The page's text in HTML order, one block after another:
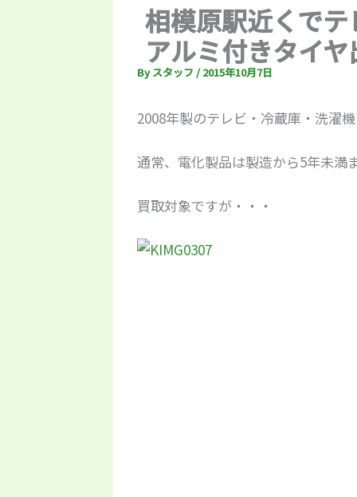
相模原駅近くで
アルミ付きタイ
Byスタッフ /2015年10月7日
2008年製のテレビ・冷蔵庫・洗濯
通常、電化製品は製造から5年未満
買取対象ですが・・・